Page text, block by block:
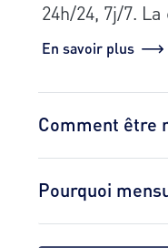
24h/24, 7j/7.
En savoir plus
Comment être
Pourquoi